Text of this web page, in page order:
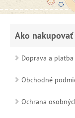
Ako nakupovať
Doprava a platba
Obchodné
Ochrana